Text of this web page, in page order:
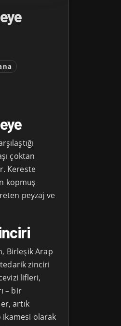
çoktan
Kereste
kopmuş
peyzaj ve
Birleşik Arap
zinciri
lifleri,
– bir
artık
ikamesi olarak